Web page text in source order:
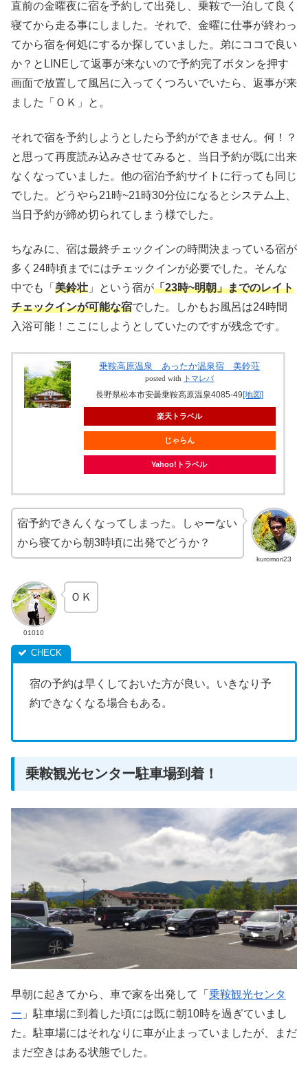
直前の金曜夜に宿を予約して出発し、乗鞍で一泊して良く
寝てから走る事にしました。それで、金曜に仕事が終わっ
てから宿を何処にするか探していました。弟にココで良い
か？とLINEして返事が来ないので予約完了ボタンを押す
画面で放置して風呂に入ってくつろいでいたら、返事が来
ました「ＯＫ」と。
それで宿を予約しようとしたら予約ができません。何！？
と思って再度読み込みさせてみると、当日予約が既に出来
なくなっていました。他の宿泊予約サイトに行っても同じ
でした。どうやら21時~21時30分位になるとシステム上、
当日予約が締め切られてしまう様でした。
ちなみに、宿は最終チェックインの時間決まっている宿が
多く24時頃までにはチェックインが必要でした。そんな
中でも「 美鈴壮 」という宿が「23時~明朝」までのレイト
チェックインが可能な宿でした。しかもお風呂は24時間
入浴可能！ここにしようとしていたのですが残念です。
乗鞍高原温泉 あったか温泉宿 美鈴荘
posted with トマレバ
長野県松本市安曇乗鞍高原温泉4085-49[地図]
楽天トラベル
じゃらん
Yahoo!トラベル
kuromori23
宿予約できんくなってしまった。しゃーない
から寝てから朝3時頃に出発でどうか？
01010
ＯＫ
宿の予約は早くしておいた方が良い。いきなり予
約できなくなる場合もある。
乗鞍観光センター駐車場到着！
早朝に起きてから、車で家を出発して「 乗鞍観光センタ
ー 」駐車場に到着した頃には既に朝10時を過ぎていまし
た。駐車場にはそれなりに車が止まっていましたが、まだ
まだ空きはある状態でした。